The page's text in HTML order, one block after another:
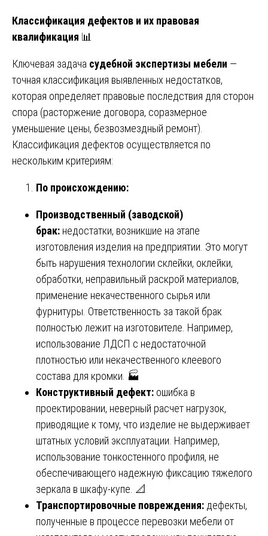
Классификация дефектов и их правовая
квалификация 📊
Ключевая задача судебной экспертизы мебели —
точная классификация выявленных недостатков,
которая определяет правовые последствия для сторон
спора (расторжение договора, соразмерное
уменьшение цены, безвозмездный ремонт).
Классификация дефектов осуществляется по
нескольким критериям:
По происхождению:
Производственный (заводской)
брак: недостатки, возникшие на этапе
изготовления изделия на предприятии. Это могут
быть нарушения технологии склейки, оклейки,
обработки, неправильный раскрой материалов,
применение некачественного сырья или
фурнитуры. Ответственность за такой брак
полностью лежит на изготовителе. Например,
использование ЛДСП с недостаточной
плотностью или некачественного клеевого
состава для кромки. 🏭
Конструктивный дефект: ошибка в
проектировании, неверный расчет нагрузок,
приводящие к тому, что изделие не выдерживает
штатных условий эксплуатации. Например,
использование тонкостенного профиля, не
обеспечивающего надежную фиксацию тяжелого
зеркала в шкафу-купе. 📐
Транспортировочные повреждения: дефекты,
полученные в процессе перевозки мебели от